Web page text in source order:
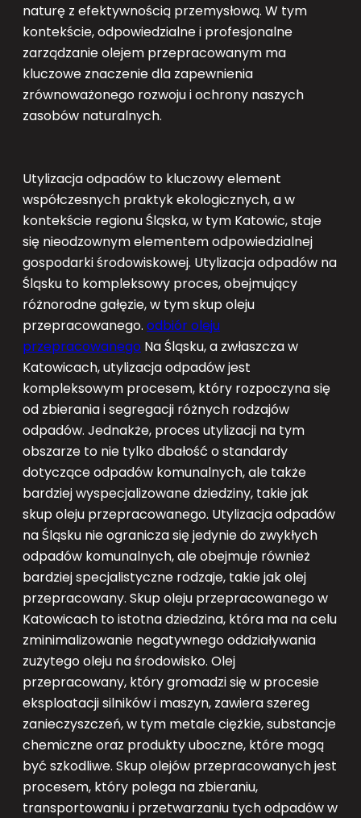
naturę z efektywnością przemysłową. W tym
kontekście, odpowiedzialne i profesjonalne
zarządzanie olejem przepracowanym ma
kluczowe znaczenie dla zapewnienia
zrównoważonego rozwoju i ochrony naszych
zasobów naturalnych.
Utylizacja odpadów to kluczowy element
współczesnych praktyk ekologicznych, a w
kontekście regionu Śląska, w tym Katowic, staje
się nieodzownym elementem odpowiedzialnej
gospodarki środowiskowej. Utylizacja odpadów na
Śląsku to kompleksowy proces, obejmujący
różnorodne gałęzie, w tym skup oleju
przepracowanego. odbiór oleju
przepracowanego Na Śląsku, a zwłaszcza w
Katowicach, utylizacja odpadów jest
kompleksowym procesem, który rozpoczyna się
od zbierania i segregacji różnych rodzajów
odpadów. Jednakże, proces utylizacji na tym
obszarze to nie tylko dbałość o standardy
dotyczące odpadów komunalnych, ale także
bardziej wyspecjalizowane dziedziny, takie jak
skup oleju przepracowanego. Utylizacja odpadów
na Śląsku nie ogranicza się jedynie do zwykłych
odpadów komunalnych, ale obejmuje również
bardziej specjalistyczne rodzaje, takie jak olej
przepracowany. Skup oleju przepracowanego w
Katowicach to istotna dziedzina, która ma na celu
zminimalizowanie negatywnego oddziaływania
zużytego oleju na środowisko. Olej
przepracowany, który gromadzi się w procesie
eksploatacji silników i maszyn, zawiera szereg
zanieczyszczeń, w tym metale ciężkie, substancje
chemiczne oraz produkty uboczne, które mogą
być szkodliwe. Skup olejów przepracowanych jest
procesem, który polega na zbieraniu,
transportowaniu i przetwarzaniu tych odpadów w